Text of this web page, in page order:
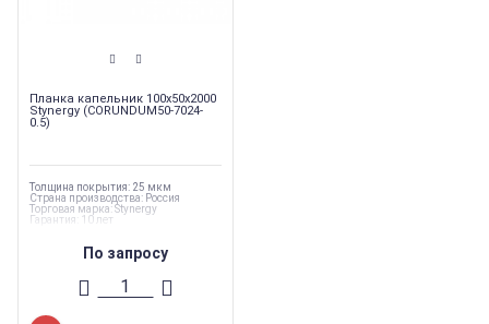
Планка капельник 100х50х2000
Stynergy (CORUNDUM50-7024-
0.5)
Толщина покрытия: 25 мкм
Страна производства: Россия
Торговая марка: Stynergy
Гарантия: 10 лет
По запросу